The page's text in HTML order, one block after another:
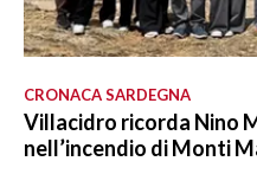
CRONACA SARDEGNA
Villacidro ricorda Nino
nell’incendio di Monti